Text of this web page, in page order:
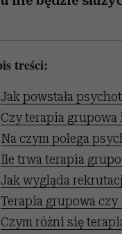
treści:
Jak powstała
Czy terapia grupowa
Na czym polega
Ile trwa terapia
Jak wygląda
Terapia grupowa
Czym różni się